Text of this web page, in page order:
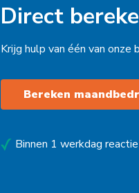
Leeuwarden
Maastricht
Makkum
Moordrecht
Nederhemert
Direct
Krijg hulp van één van
Bereken
Binnen 1 werkdag reactie